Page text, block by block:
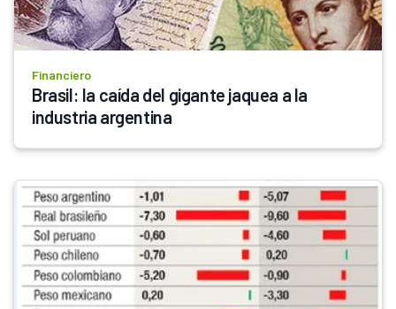
Financiero
Brasil: la caída del gigante jaquea a la
industria argentina